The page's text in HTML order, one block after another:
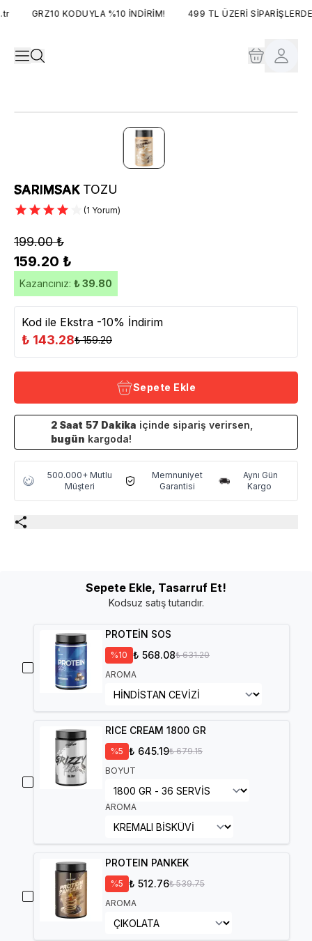
GRZ10 KODUYLA %10 İNDİRİM! 499 TL ÜZERİ SİPARİŞLERDE
SARIMSAKTOZU
(1 Yorum)
199.00 ₺
159.20 ₺
Kazancınız: ₺ 39.80
Kod ile Ekstra -10% İndirim
₺ 143.28₺ 159.20
Sepete Ekle
2 Saat 57 Dakika içinde sipariş verirsen,
bugün kargoda!
500.000+ Mutlu
Müşteri
Memnuniyet
Garantisi
Aynı Gün
Kargo
Sepete Ekle, Tasarruf Et!
Kodsuz satış tutarıdır.
PROTEİN SOS
%10 ₺ 568.08₺ 631.20
AROMA
RICE CREAM 1800 GR
%5 ₺ 645.19₺ 679.15
BOYUT
AROMA
PROTEIN PANKEK
%5 ₺ 512.76₺ 539.75
AROMA